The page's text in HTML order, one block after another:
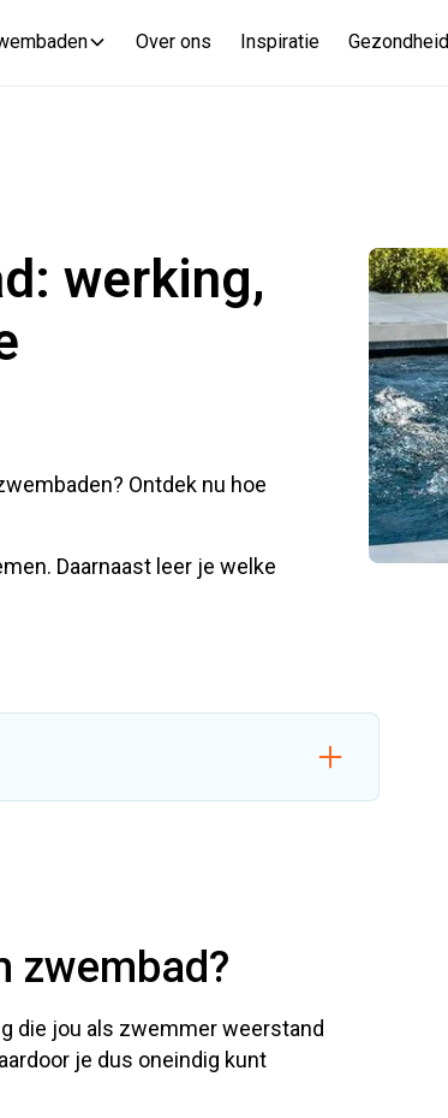
Over ons Inspiratie Gezondheid
werking,
Ontdek nu hoe
Daarnaast leer je welke
Afhankelijk van het type tegenstroming
zwembad?
die jou als zwemmer weerstand
je dus oneindig kunt